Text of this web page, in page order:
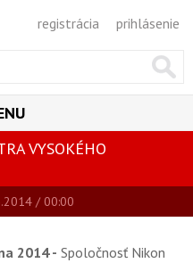
registrácia prihlásenie
VYSOKÉHO
/ 00:00
2014 - Spoločnosť Nikon